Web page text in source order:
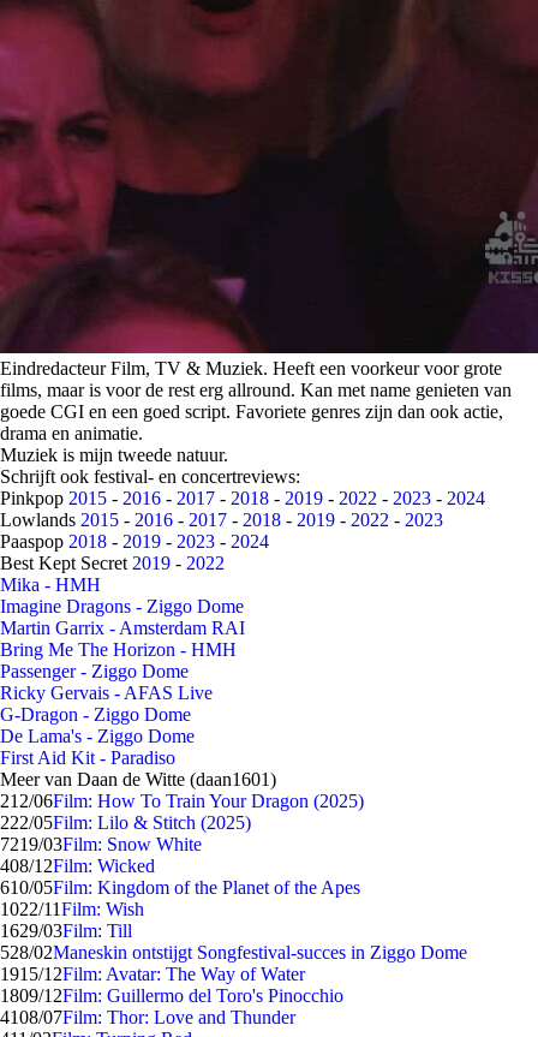
Eindredacteur Film, TV & Muziek. Heeft een voorkeur voor grote
films, maar is voor de rest erg allround. Kan met name genieten van
goede CGI en een goed script. Favoriete genres zijn dan ook actie,
drama en animatie.
Muziek is mijn tweede natuur.
Schrijft ook festival- en concertreviews:
Pinkpop 2015 - 2016 - 2017 - 2018 - 2019 - 2022 - 2023 - 2024
Lowlands 2015 - 2016 - 2017 - 2018 - 2019 - 2022 - 2023
Paaspop 2018 - 2019 - 2023 - 2024
Best Kept Secret 2019 - 2022
Mika - HMH
Imagine Dragons - Ziggo Dome
Martin Garrix - Amsterdam RAI
Bring Me The Horizon - HMH
Passenger - Ziggo Dome
Ricky Gervais - AFAS Live
G-Dragon - Ziggo Dome
De Lama's - Ziggo Dome
First Aid Kit - Paradiso
Meer van Daan de Witte (daan1601)
212/06Film: How To Train Your Dragon (2025)
222/05Film: Lilo & Stitch (2025)
7219/03Film: Snow White
408/12Film: Wicked
610/05Film: Kingdom of the Planet of the Apes
1022/11Film: Wish
1629/03Film: Till
528/02Maneskin ontstijgt Songfestival-succes in Ziggo Dome
1915/12Film: Avatar: The Way of Water
1809/12Film: Guillermo del Toro's Pinocchio
4108/07Film: Thor: Love and Thunder